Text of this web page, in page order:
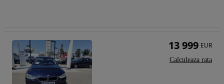
13 999 EUR
Calculeaza rata